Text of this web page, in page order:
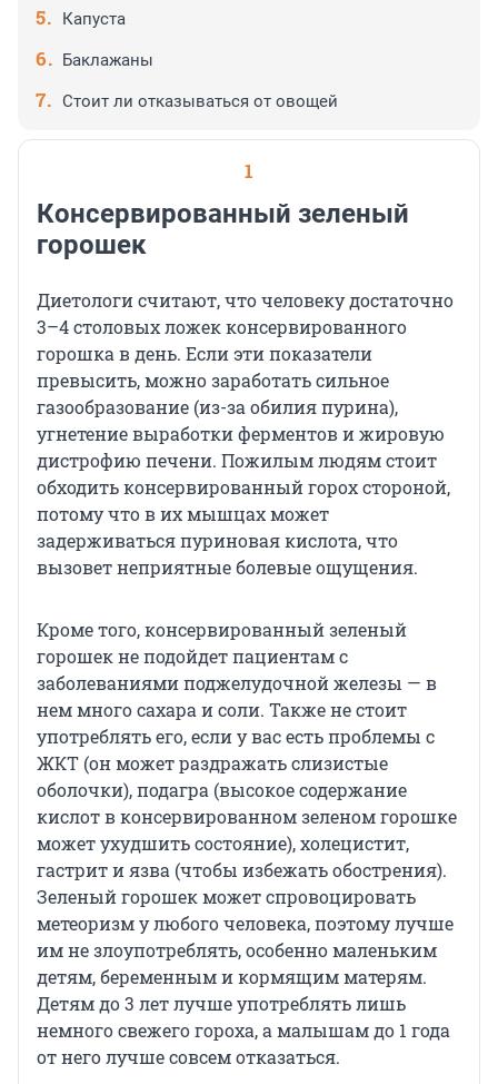
Капуста
Баклажаны
Стоит ли отказываться от овощей
1
Консервированный зеленый
горошек
Диетологи считают, что человеку достаточно
3–4 столовых ложек консервированного
горошка в день. Если эти показатели
превысить, можно заработать сильное
газообразование (из-за обилия пурина),
угнетение выработки ферментов и жировую
дистрофию печени. Пожилым людям стоит
обходить консервированный горох стороной,
потому что в их мышцах может
задерживаться пуриновая кислота, что
вызовет неприятные болевые ощущения.
Кроме того, консервированный зеленый
горошек не подойдет пациентам с
заболеваниями поджелудочной железы — в
нем много сахара и соли. Также не стоит
употреблять его, если у вас есть проблемы с
ЖКТ (он может раздражать слизистые
оболочки), подагра (высокое содержание
кислот в консервированном зеленом горошке
может ухудшить состояние), холецистит,
гастрит и язва (чтобы избежать обострения).
Зеленый горошек может спровоцировать
метеоризм у любого человека, поэтому лучше
им не злоупотреблять, особенно маленьким
детям, беременным и кормящим матерям.
Детям до 3 лет лучше употреблять лишь
немного свежего гороха, а малышам до 1 года
от него лучше совсем отказаться.